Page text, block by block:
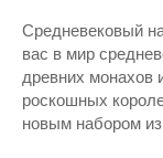
Средневековый
вас в мир
древних монахов
роскошных
новым набором